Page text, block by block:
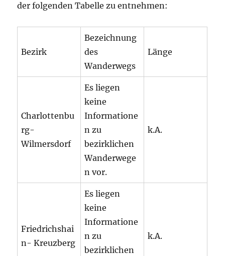
der folgenden Tabelle zu entnehmen:
Bezirk
Bezeichnung
des
Wanderwegs
Länge
Charlottenbu
rg-
Wilmersdorf
Es liegen
keine
Informatione
n zu
bezirklichen
Wanderwege
n vor.
k.A.
Friedrichshai
n- Kreuzberg
Es liegen
keine
Informatione
n zu
bezirklichen
k.A.